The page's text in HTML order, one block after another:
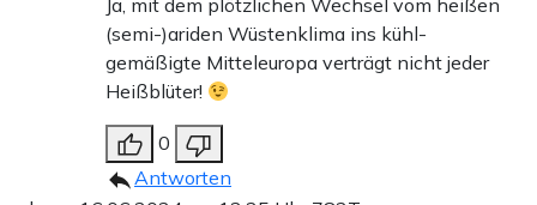
Ja, mit dem plötzlichen Wechsel vom heißen
(semi-)ariden Wüstenklima ins kühl-
gemäßigte Mitteleuropa verträgt nicht jeder
Heißblüter!
0
Antworten